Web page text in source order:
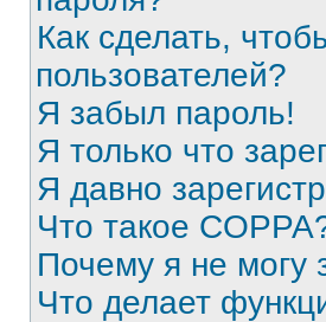
Как сделать,
пользователей?
Я забыл пароль!
Я только что
Я давно
Что такое
Почему я не могу
Что делает